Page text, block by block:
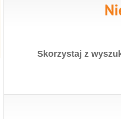
Skorzystaj z